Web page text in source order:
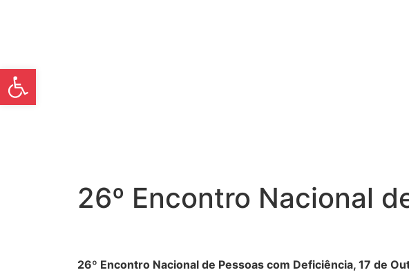
26º Encontro Nacional
26º Encontro Nacional de Pessoas com Deficiência, 17 de
Open toolbar